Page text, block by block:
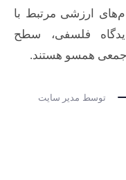
ارزشی مرتبط با
فلسفی، سطح
جمعی همسو هستند.
توسط مدیر سایت